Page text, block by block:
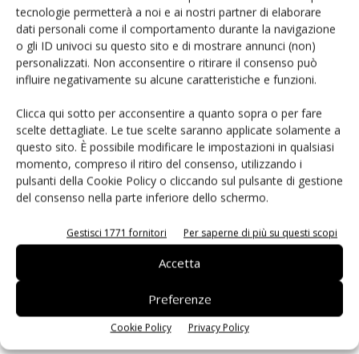
tecnologie permetterà a noi e ai nostri partner di elaborare
dati personali come il comportamento durante la navigazione
o gli ID univoci su questo sito e di mostrare annunci (non)
personalizzati. Non acconsentire o ritirare il consenso può
influire negativamente su alcune caratteristiche e funzioni.
Clicca qui sotto per acconsentire a quanto sopra o per fare
scelte dettagliate. Le tue scelte saranno applicate solamente a
questo sito. È possibile modificare le impostazioni in qualsiasi
momento, compreso il ritiro del consenso, utilizzando i
pulsanti della Cookie Policy o cliccando sul pulsante di gestione
del consenso nella parte inferiore dello schermo.
Gestisci 1771 fornitori Per saperne di più su questi scopi
Accetta
Preferenze
Cookie Policy Privacy Policy
Sistema di visione FH con funzionalità IA avanzate
OMRON ha annunciato un importante aggiornamento del sistema
di visione FH, che riduce setting superflui e assicura risultati rapidi
e riproducibili, anche su superfici strutturate, riflettenti o variabili.